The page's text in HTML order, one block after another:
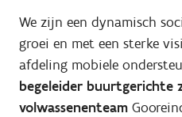
We zijn een dynamisch
groei en met een sterke
afdeling mobiele
begeleider buurtgerichte
volwassenenteam